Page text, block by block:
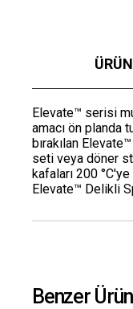
Elevate™ serisi
amacı ön planda
bırakılan
seti veya döner
kafaları 200
Elevate™ Delikli
Benzer